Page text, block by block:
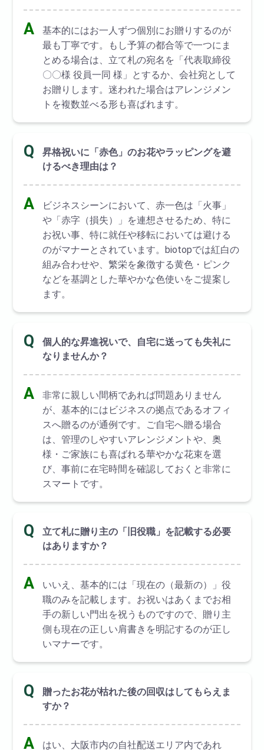
A
基本的にはお一人ずつ個別にお贈りするのが
最も丁寧です。もし予算の都合等で一つにま
とめる場合は、立て札の宛名を「代表取締役
〇〇様 役員一同 様」とするか、会社宛として
お贈りします。迷われた場合はアレンジメン
トを複数並べる形も喜ばれます。
Q
昇格祝いに「赤色」のお花やラッピングを避
けるべき理由は？
A
ビジネスシーンにおいて、赤一色は「火事」
や「赤字（損失）」を連想させるため、特に
お祝い事、特に就任や移転においては避ける
のがマナーとされています。biotopでは紅白の
組み合わせや、繁栄を象徴する黄色・ピンク
などを基調とした華やかな色使いをご提案し
ます。
Q
個人的な昇進祝いで、自宅に送っても失礼に
なりませんか？
A
非常に親しい間柄であれば問題ありません
が、基本的にはビジネスの拠点であるオフィ
スへ贈るのが通例です。ご自宅へ贈る場合
は、管理のしやすいアレンジメントや、奥
様・ご家族にも喜ばれる華やかな花束を選
び、事前に在宅時間を確認しておくと非常に
スマートです。
Q
立て札に贈り主の「旧役職」を記載する必要
はありますか？
A
いいえ、基本的には「現在の（最新の）」役
職のみを記載します。お祝いはあくまでお相
手の新しい門出を祝うものですので、贈り主
側も現在の正しい肩書きを明記するのが正し
いマナーです。
Q
贈ったお花が枯れた後の回収はしてもらえま
すか？
A はい、大阪市内の自社配送エリア内であれ